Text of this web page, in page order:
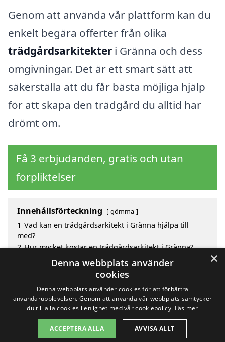
Genom att använda vår plattform kan du
enkelt begära offerter från olika
trädgårdsarkitekter i Gränna och dess
omgivningar. Det är ett smart sätt att
säkerställa att du får bästa möjliga hjälp
för att skapa den trädgård du alltid har
drömt om.
Få 3 erbjudanden, gratis och utan
förpliktelser
Innehållsförteckning gömma
1 Vad kan en trädgårdsarkitekt i Gränna hjälpa till
med?
2 Hur mycket kostar en trädgårdsarkitekt i Gränna?
Fördelar med att välja trädgårdsarkitekt i Gränna
Sök efter en skicklig trädgårdsarkitekt i de
omgivande städerna kring Gränna
Copyright 2026 - Pilanto Aps
×
Denna webbplats använder
cookies
Denna webbplats använder cookies för att förbättra
användarupplevelsen. Genom att använda vår webbplats samtycker
du till alla cookies i enlighet med vår cookiepolicy. Läs mer
ACCEPTERA ALLA AVVISA ALLT